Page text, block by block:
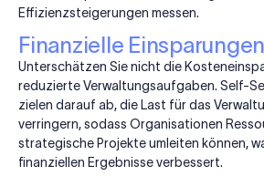
Effizienzsteigerungen messen.
Finanzielle Einsparungen
Unterschätzen Sie nicht die
reduzierte Verwaltungsaufgaben. Self-
zielen darauf ab, die Last für das
verringern, sodass Organisationen
strategische Projekte umleiten können,
finanziellen Ergebnisse verbessert.